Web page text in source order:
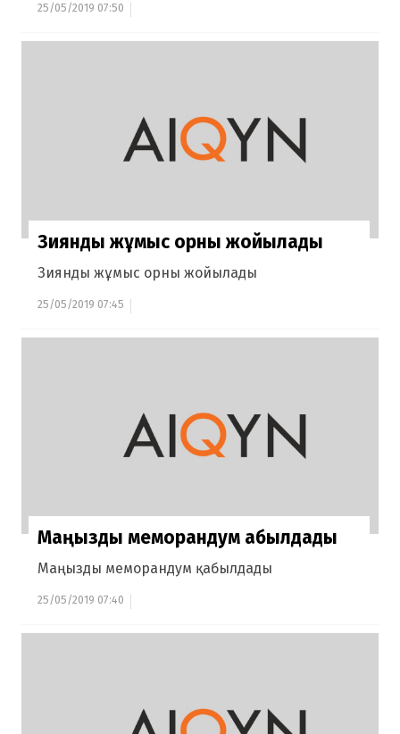
25/05/2019 07:50
Зиянды жұмыс орны жойылады
Зиянды жұмыс орны жойылады
25/05/2019 07:45
Маңызды меморандум қабылдады
Маңызды меморандум қабылдады
25/05/2019 07:40